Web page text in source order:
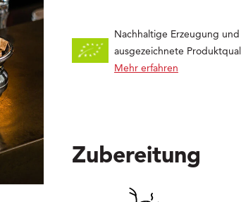
Nachhaltige Erzeugung und
ausgezeichnete
Mehr erfahren
Zubereitung